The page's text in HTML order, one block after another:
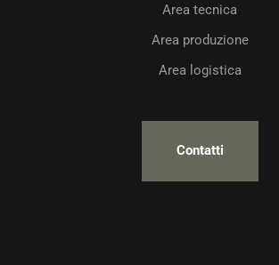
Area tecnica
Area produzione
Area logistica
Contatti